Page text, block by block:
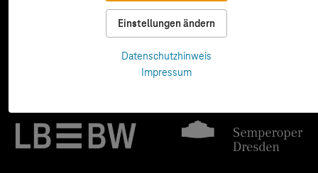
Einstellungen ändern
Datenschutzhinweis
Impressum